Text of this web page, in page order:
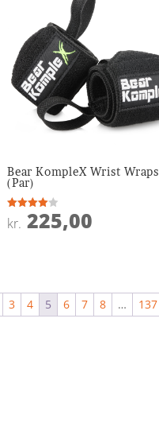
Bear KompleX Wrist Wraps
(Par)
Vurderet
4
kr. 225,00
3 4 5 6 7 8 … 137